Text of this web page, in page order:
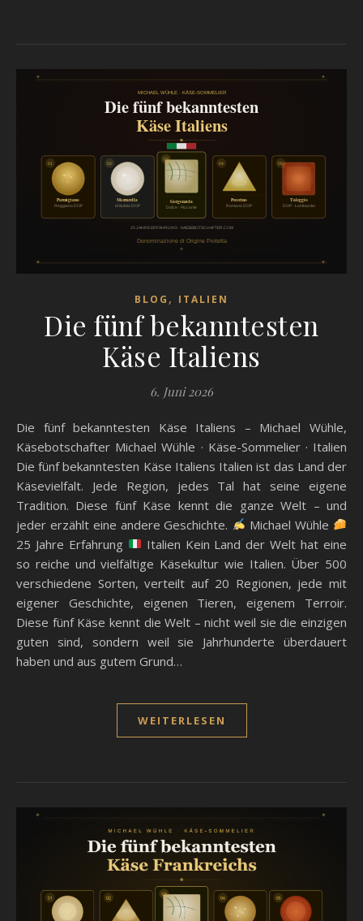
BLOG , ITALIEN
Die fünf bekanntesten
Käse Italiens
6. Juni 2026
Die fünf bekanntesten Käse Italiens – Michael Wühle,
Käsebotschafter Michael Wühle · Käse-Sommelier · Italien
Die fünf bekanntesten Käse Italiens Italien ist das Land der
Käsevielfalt. Jede Region, jedes Tal hat seine eigene
Tradition. Diese fünf Käse kennt die ganze Welt – und
jeder erzählt eine andere Geschichte.
Michael Wühle
25 Jahre Erfahrung
Italien Kein Land der Welt hat eine
so reiche und vielfältige Käsekultur wie Italien. Über 500
verschiedene Sorten, verteilt auf 20 Regionen, jede mit
eigener Geschichte, eigenen Tieren, eigenem Terroir.
Diese fünf Käse kennt die Welt – nicht weil sie die einzigen
guten sind, sondern weil sie Jahrhunderte überdauert
haben und aus gutem Grund…
WEITERLESEN